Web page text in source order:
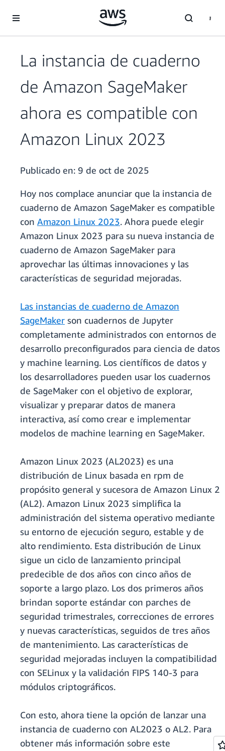
La instancia de cuaderno
de Amazon SageMaker
ahora es compatible con
Amazon Linux 2023
Publicado en: 9 de oct de 2025
Hoy nos complace anunciar que la instancia de
cuaderno de Amazon SageMaker es compatible
con Amazon Linux 2023. Ahora puede elegir
Amazon Linux 2023 para su nueva instancia de
cuaderno de Amazon SageMaker para
aprovechar las últimas innovaciones y las
características de seguridad mejoradas.
Las instancias de cuaderno de Amazon
SageMaker son cuadernos de Jupyter
completamente administrados con entornos de
desarrollo preconfigurados para ciencia de datos
y machine learning. Los científicos de datos y
los desarrolladores pueden usar los cuadernos
de SageMaker con el objetivo de explorar,
visualizar y preparar datos de manera
interactiva, así como crear e implementar
modelos de machine learning en SageMaker.
Amazon Linux 2023 (AL2023) es una
distribución de Linux basada en rpm de
propósito general y sucesora de Amazon Linux 2
(AL2). Amazon Linux 2023 simplifica la
administración del sistema operativo mediante
su entorno de ejecución seguro, estable y de
alto rendimiento. Esta distribución de Linux
sigue un ciclo de lanzamiento principal
predecible de dos años con cinco años de
soporte a largo plazo. Los dos primeros años
brindan soporte estándar con parches de
seguridad trimestrales, correcciones de errores
y nuevas características, seguidos de tres años
de mantenimiento. Las características de
seguridad mejoradas incluyen la compatibilidad
con SELinux y la validación FIPS 140-3 para
módulos criptográficos.
Con esto, ahora tiene la opción de lanzar una
instancia de cuaderno con AL2023 o AL2. Para
obtener más información sobre este